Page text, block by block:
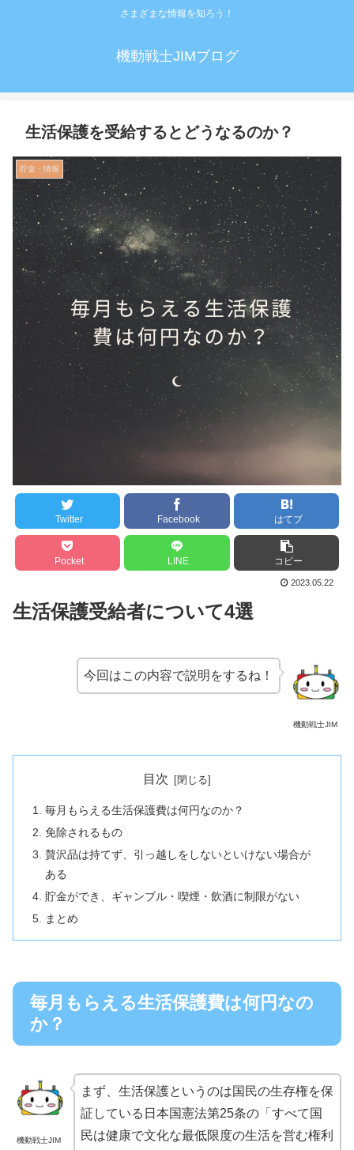
さまざまな情報を知ろう！
機動戦士JIMブログ
生活保護を受給するとどうなるのか？
貯金・情報
Twitter Facebook はてブ
Pocket LINE コピー
2023.05.22
生活保護受給者について4選
機動戦士JIM
今回はこの内容で説明をするね！
目次
毎月もらえる生活保護費は何円なのか？
免除されるもの
贅沢品は持てず、引っ越しをしないといけない場合が
ある
貯金ができ、ギャンブル・喫煙・飲酒に制限がない
まとめ
毎月もらえる生活保護費は何円なの
か？
機動戦士JIM
まず、生活保護というのは国民の生存権を保
証している日本国憲法第25条の「すべて国
民は健康で文化な最低限度の生活を営む権利